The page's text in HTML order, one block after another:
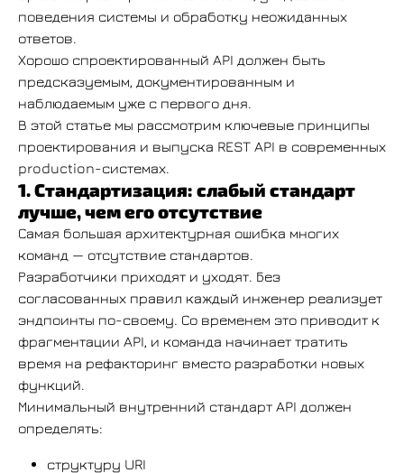
поведения системы и обработку неожиданных
ответов.
Хорошо спроектированный API должен быть
предсказуемым, документированным и
наблюдаемым уже с первого дня.
В этой статье мы рассмотрим ключевые принципы
проектирования и выпуска REST API в современных
production-системах.
1. Стандартизация: слабый стандарт
лучше, чем его отсутствие
Самая большая архитектурная ошибка многих
команд — отсутствие стандартов.
Разработчики приходят и уходят. Без
согласованных правил каждый инженер реализует
эндпоинты по-своему. Со временем это приводит к
фрагментации API, и команда начинает тратить
время на рефакторинг вместо разработки новых
функций.
Минимальный внутренний стандарт API должен
определять:
структуру URI